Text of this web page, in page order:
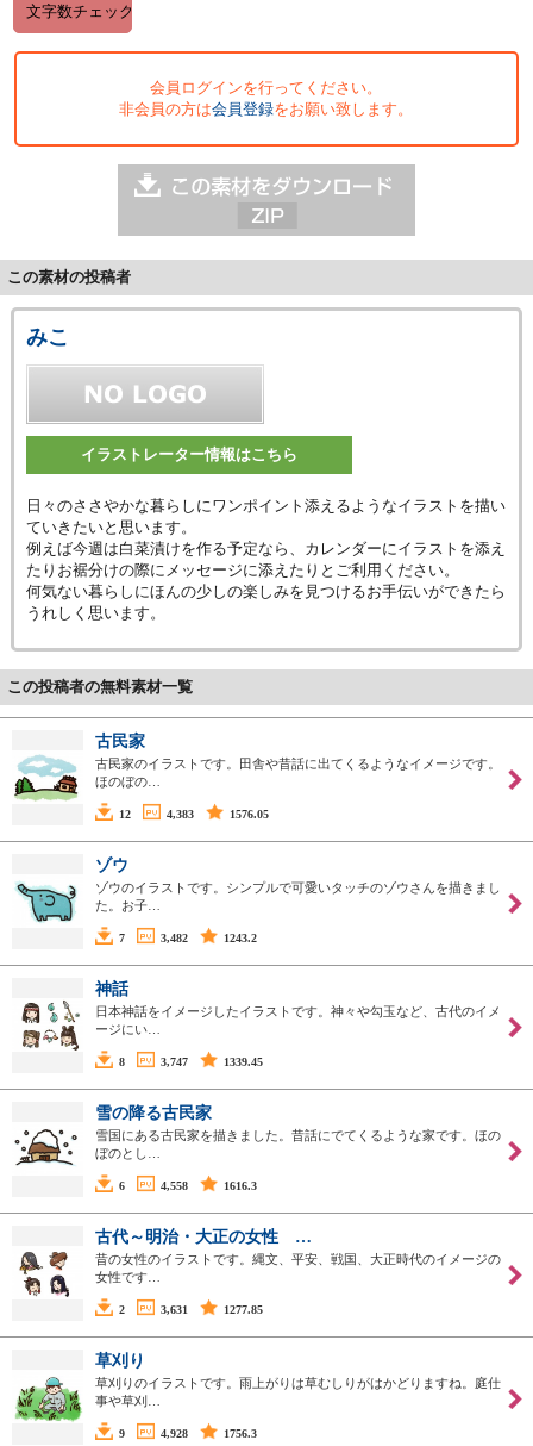
会員ログインを行ってください。
非会員の方は会員登録をお願い致します。
この素材の投稿者
みこ
イラストレーター情報はこちら
日々のささやかな暮らしにワンポイント添えるようなイラストを描い
ていきたいと思います。
例えば今週は白菜漬けを作る予定なら、カレンダーにイラストを添え
たりお裾分けの際にメッセージに添えたりとご利用ください。
何気ない暮らしにほんの少しの楽しみを見つけるお手伝いができたら
うれしく思います。
この投稿者の無料素材一覧
古民家
古民家のイラストです。田舎や昔話に出てくるようなイメージです。
ほのぼの…
12 4,383 1576.05
ゾウ
ゾウのイラストです。シンプルで可愛いタッチのゾウさんを描きまし
た。お子…
7 3,482 1243.2
神話
日本神話をイメージしたイラストです。神々や勾玉など、古代のイメ
ージにい…
8 3,747 1339.45
雪の降る古民家
雪国にある古民家を描きました。昔話にでてくるような家です。ほの
ぼのとし…
6 4,558 1616.3
古代～明治・大正の女性 …
昔の女性のイラストです。縄文、平安、戦国、大正時代のイメージの
女性です…
2 3,631 1277.85
草刈り
草刈りのイラストです。雨上がりは草むしりがはかどりますね。庭仕
事や草刈…
9 4,928 1756.3